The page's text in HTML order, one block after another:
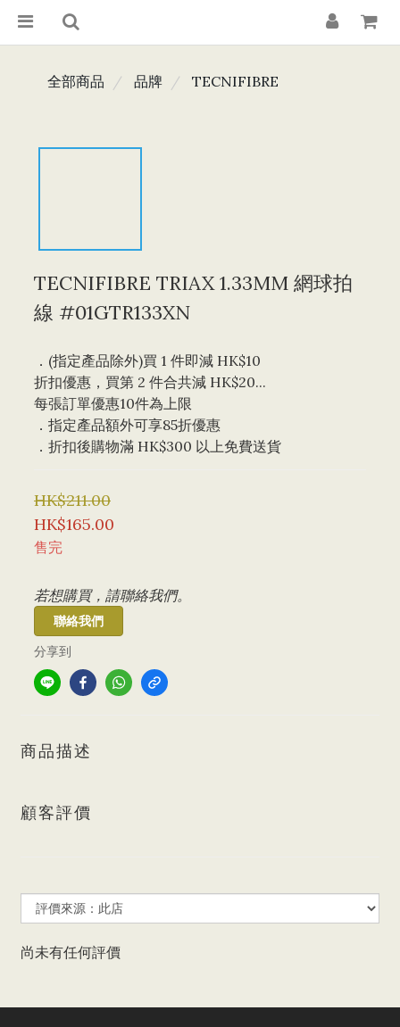
全部商品 品牌 TECNIFIBRE
TECNIFIBRE TRIAX 1.33MM 網球拍
線 #01GTR133XN
．(指定產品除外)買 1 件即減 HK$10
折扣優惠，買第 2 件合共減 HK$20...
每張訂單優惠10件為上限
．指定產品額外可享85折優惠
．折扣後購物滿 HK$300 以上免費送貨
HK$211.00
HK$165.00
售完
若想購買，請聯絡我們。
聯絡我們
分享到
商品描述
顧客評價
尚未有任何評價